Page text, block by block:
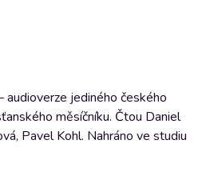
jediného českého
měsíčníku. Čtou Daniel
Pavel Kohl. Nahráno ve studiu